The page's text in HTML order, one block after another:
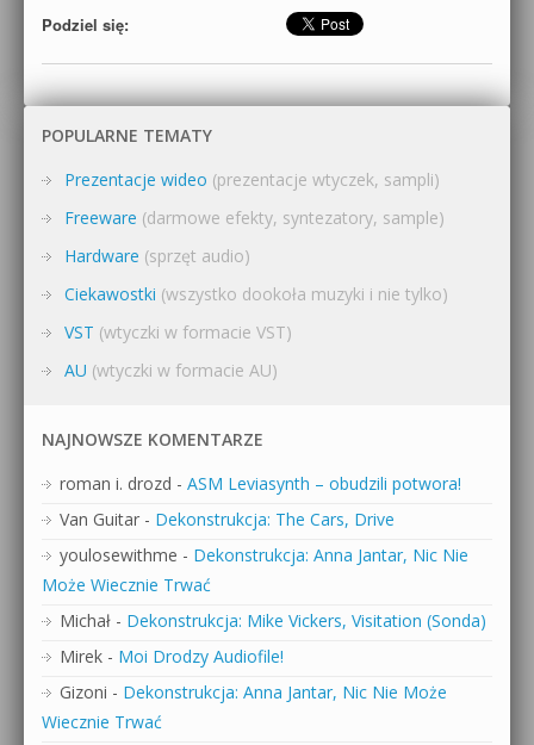
Podziel się:
POPULARNE TEMATY
Prezentacje wideo (prezentacje wtyczek, sampli)
Freeware (darmowe efekty, syntezatory, sample)
Hardware (sprzęt audio)
Ciekawostki (wszystko dookoła muzyki i nie tylko)
VST (wtyczki w formacie VST)
AU (wtyczki w formacie AU)
NAJNOWSZE KOMENTARZE
roman i. drozd - ASM Leviasynth – obudzili potwora!
Van Guitar - Dekonstrukcja: The Cars, Drive
youlosewithme - Dekonstrukcja: Anna Jantar, Nic Nie
Może Wiecznie Trwać
Michał - Dekonstrukcja: Mike Vickers, Visitation (Sonda)
Mirek - Moi Drodzy Audiofile!
Gizoni - Dekonstrukcja: Anna Jantar, Nic Nie Może
Wiecznie Trwać